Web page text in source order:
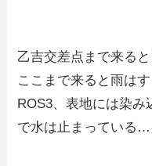
乙吉交差点まで来る
ここまで来ると雨は
ROS3、表地には染み
で水は止まっている